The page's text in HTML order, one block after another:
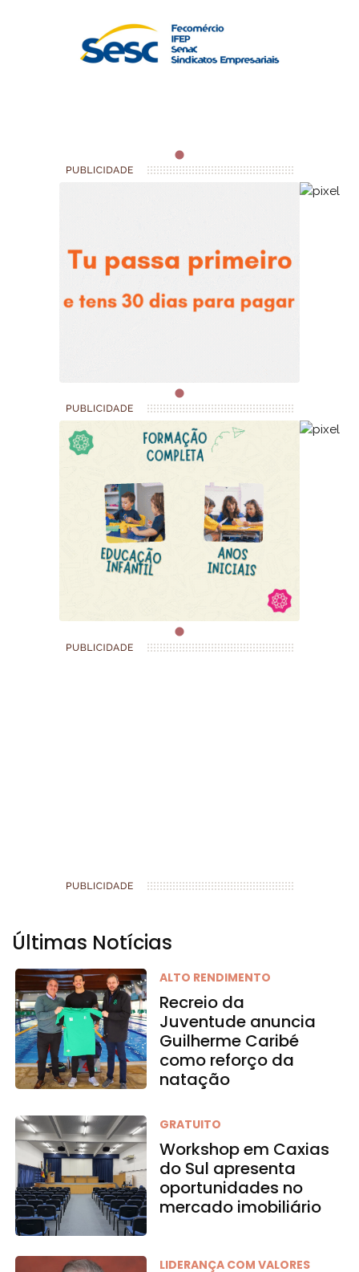
Últimas Notícias
ALTO RENDIMENTO
Recreio da
Juventude anuncia
Guilherme Caribé
como reforço da
natação
GRATUITO
Workshop em Caxias
do Sul apresenta
oportunidades no
mercado imobiliário
LIDERANÇA COM VALORES